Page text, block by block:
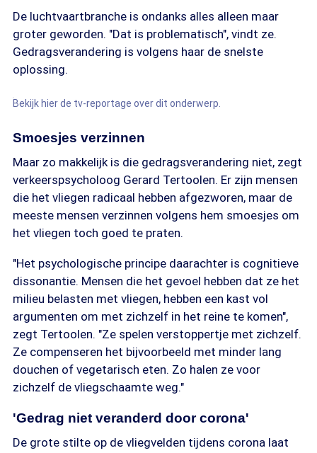
De luchtvaartbranche is ondanks alles alleen maar
groter geworden. "Dat is problematisch", vindt ze.
Gedragsverandering is volgens haar de snelste
oplossing.
Bekijk hier de tv-reportage over dit onderwerp.
Smoesjes verzinnen
Maar zo makkelijk is die gedragsverandering niet, zegt
verkeerspsycholoog Gerard Tertoolen. Er zijn mensen
die het vliegen radicaal hebben afgezworen, maar de
meeste mensen verzinnen volgens hem smoesjes om
het vliegen toch goed te praten.
"Het psychologische principe daarachter is cognitieve
dissonantie. Mensen die het gevoel hebben dat ze het
milieu belasten met vliegen, hebben een kast vol
argumenten om met zichzelf in het reine te komen",
zegt Tertoolen. "Ze spelen verstoppertje met zichzelf.
Ze compenseren het bijvoorbeeld met minder lang
douchen of vegetarisch eten. Zo halen ze voor
zichzelf de vliegschaamte weg."
'Gedrag niet veranderd door corona'
De grote stilte op de vliegvelden tijdens corona laat